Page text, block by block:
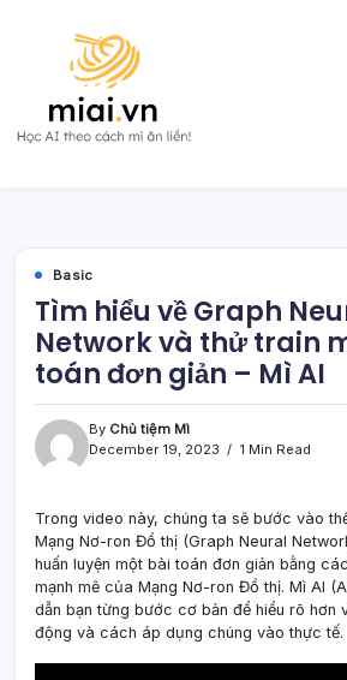
liền!
Basic
Tìm hiểu về Graph
Network và thử train
toán đơn giản – Mì AI
By Chủ tiệm Mì
December 19, 2023
1 Min Read
Trong video này, chúng ta sẽ bước vào
Mạng Nơ-ron Đồ thị (Graph Neural
huấn luyện một bài toán đơn giản bằng
mạnh mẽ của Mạng Nơ-ron Đồ thị. Mì AI
dẫn bạn từng bước cơ bản để hiểu rõ hơn
động và cách áp dụng chúng vào thực tế.